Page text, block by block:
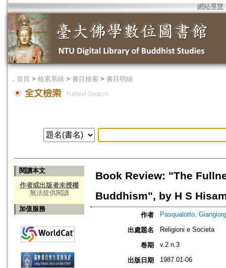
網站導覽
． 首頁 > 檢索系統 > 書目檢索 > 書目明細
閱讀本文
作者或出版者未授權
無法提供閱讀
加值服務
Book Review: "The
Buddhism", by H S
作者 Pasqualotto,
出處題名 Religioni e Societa
卷期 v.2 n.3
出版日期 1987.01-06